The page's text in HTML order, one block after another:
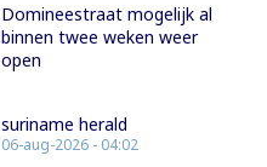
Domineestraat mogelijk al
binnen twee weken weer
open
suriname herald
06-aug-2026 - 04:02